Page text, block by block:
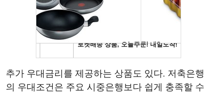
추가 우대금리를 제공하는 상품도 있다. 저축은행
의 우대조건은 주요 시중은행보다 쉽게 충족할 수